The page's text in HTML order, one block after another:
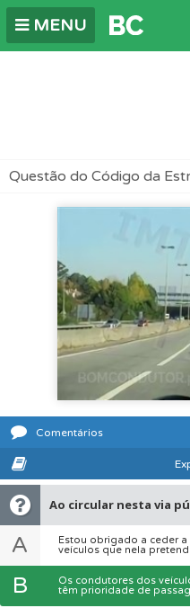
MENU
Questão do Código da
Comentários
Ao circular nesta via
A
Estou obrigado a ceder
veículos que nela
B
Os condutores dos
têm prioridade de